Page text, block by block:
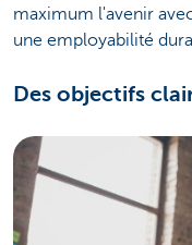
maximum l'avenir
une employabilité
Des objectifs